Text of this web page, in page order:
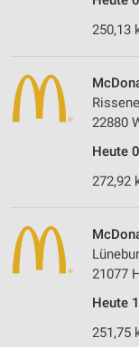
250,13
22880
Heute
272,92
21077
Heute
251,75